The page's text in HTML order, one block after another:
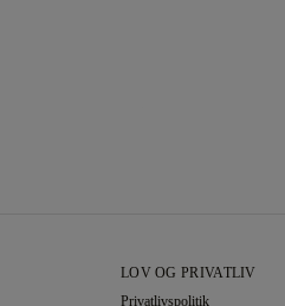
LOV OG PRIVATLIV
Privatlivspolitik